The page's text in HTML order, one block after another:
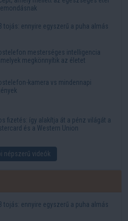
tojás: ennyire egyszerű a puha almás
mesterséges intelligencia
megkönnyítik az életet
kamera vs mindennapi
fizetés: így alakítja át a pénz világát a
és a Western Union
népszerű videók
tojás: ennyire egyszerű a puha almás